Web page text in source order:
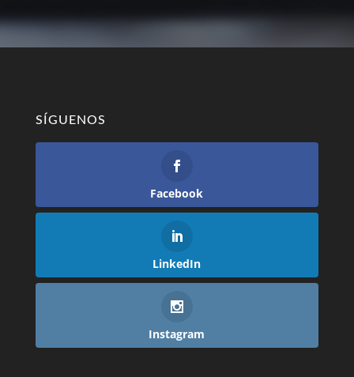
SÍGUENOS
Facebook
LinkedIn
Instagram